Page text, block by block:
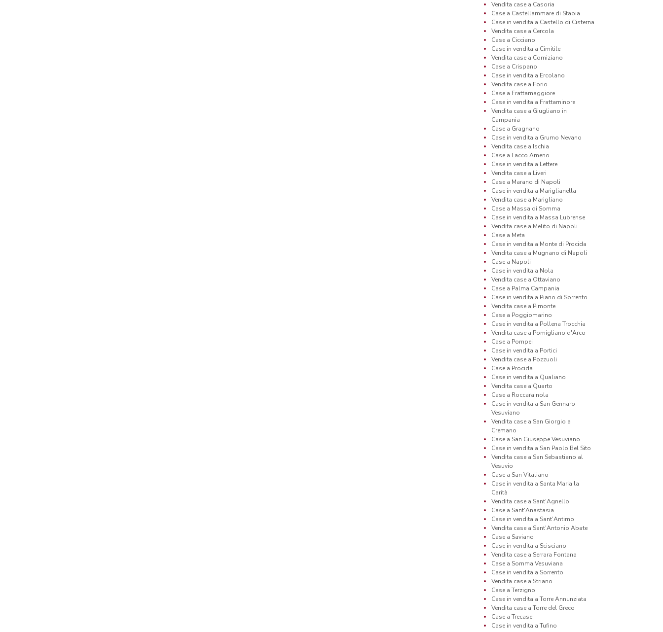
Vendita case a Casoria
Case a Castellammare di Stabia
Case in vendita a Castello di Cisterna
Vendita case a Cercola
Case a Cicciano
Case in vendita a Cimitile
Vendita case a Comiziano
Case a Crispano
Case in vendita a Ercolano
Vendita case a Forio
Case a Frattamaggiore
Case in vendita a Frattaminore
Vendita case a Giugliano in
Campania
Case a Gragnano
Case in vendita a Grumo Nevano
Vendita case a Ischia
Case a Lacco Ameno
Case in vendita a Lettere
Vendita case a Liveri
Case a Marano di Napoli
Case in vendita a Mariglianella
Vendita case a Marigliano
Case a Massa di Somma
Case in vendita a Massa Lubrense
Vendita case a Melito di Napoli
Case a Meta
Case in vendita a Monte di Procida
Vendita case a Mugnano di Napoli
Case a Napoli
Case in vendita a Nola
Vendita case a Ottaviano
Case a Palma Campania
Case in vendita a Piano di Sorrento
Vendita case a Pimonte
Case a Poggiomarino
Case in vendita a Pollena Trocchia
Vendita case a Pomigliano d'Arco
Case a Pompei
Case in vendita a Portici
Vendita case a Pozzuoli
Case a Procida
Case in vendita a Qualiano
Vendita case a Quarto
Case a Roccarainola
Case in vendita a San Gennaro
Vesuviano
Vendita case a San Giorgio a
Cremano
Case a San Giuseppe Vesuviano
Case in vendita a San Paolo Bel Sito
Vendita case a San Sebastiano al
Vesuvio
Case a San Vitaliano
Case in vendita a Santa Maria la
Carità
Vendita case a Sant'Agnello
Case a Sant'Anastasia
Case in vendita a Sant'Antimo
Vendita case a Sant'Antonio Abate
Case a Saviano
Case in vendita a Scisciano
Vendita case a Serrara Fontana
Case a Somma Vesuviana
Case in vendita a Sorrento
Vendita case a Striano
Case a Terzigno
Case in vendita a Torre Annunziata
Vendita case a Torre del Greco
Case a Trecase
Case in vendita a Tufino